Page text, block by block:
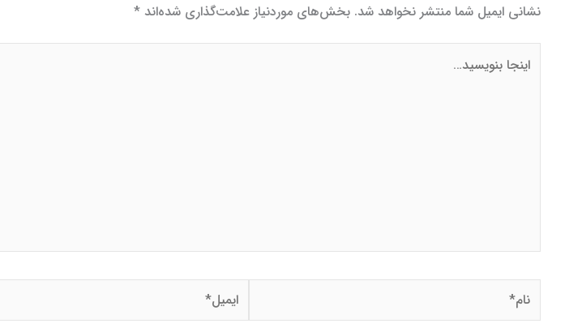
نشانی ایمیل شما منتشر نخواهد شد. بخش‌های موردنیاز علامت‌گذاری شده‌اند *
بنویسید…
نام* ایمیل*